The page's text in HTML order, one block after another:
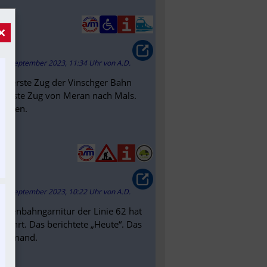
28. September 2023, 11:34 Uhr vonA.D.
erste Zug der Vinschger Bahn
erste Zug von Meran nach Mals.
28. September 2023, 10:22 Uhr vonA.D.
der Linie 62 hat
Das berichtete „Heute“. Das